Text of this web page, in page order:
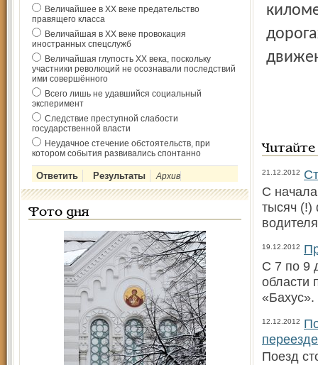
Величайшее в ХХ веке предательство
правящего класса
Величайшая в ХХ веке провокация
иностранных спецслужб
Величайшая глупость ХХ века, поскольку
участники революций не осознавали последствий
ими совершённого
Всего лишь не удавшийся социальный
эксперимент
Следствие преступной слабости
государственной власти
Неудачное стечение обстоятельств, при
котором события развивались спонтанно
Архив
Фото дня
21.12.2012
С
тысяч (!)
19.12.2012
С 7 по 9
области
12.12.2012
переезде
Поезд